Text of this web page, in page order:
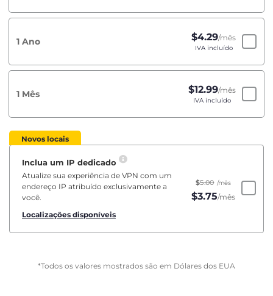
1 Ano $4.29/mês
IVA incluído
1 Mês $12.99/mês
IVA incluído
Novos locais
Inclua um IP dedicado
Atualize sua experiência de VPN com um
endereço IP atribuído exclusivamente a
você.
Localizações disponíveis
$5.00 /mês
$3.75/mês
*Todos os valores mostrados são em Dólares dos EUA